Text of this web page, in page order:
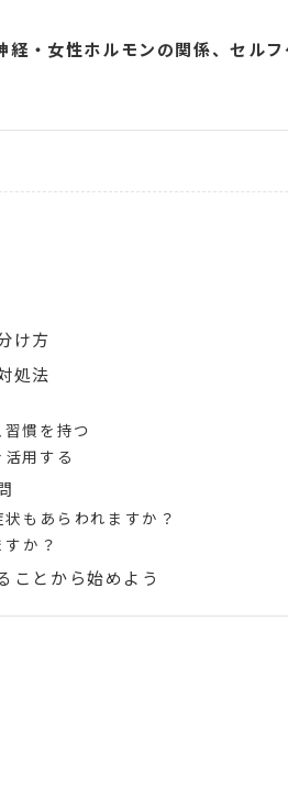
経・女性ホルモンの関係、セルフ
け方
処法
慣を持つ
用する
もあらわれますか？
か？
ことから始めよう